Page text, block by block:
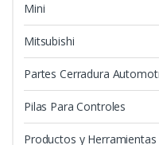
Mini
Mitsubishi
Partes Cerradura
Pilas Para Controles
Productos y Herramientas